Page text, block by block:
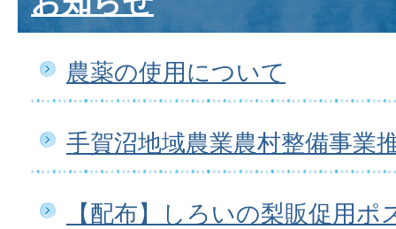
農薬の使用について
手賀沼地域農業農村整備事業
【配布】しろいの梨販促用